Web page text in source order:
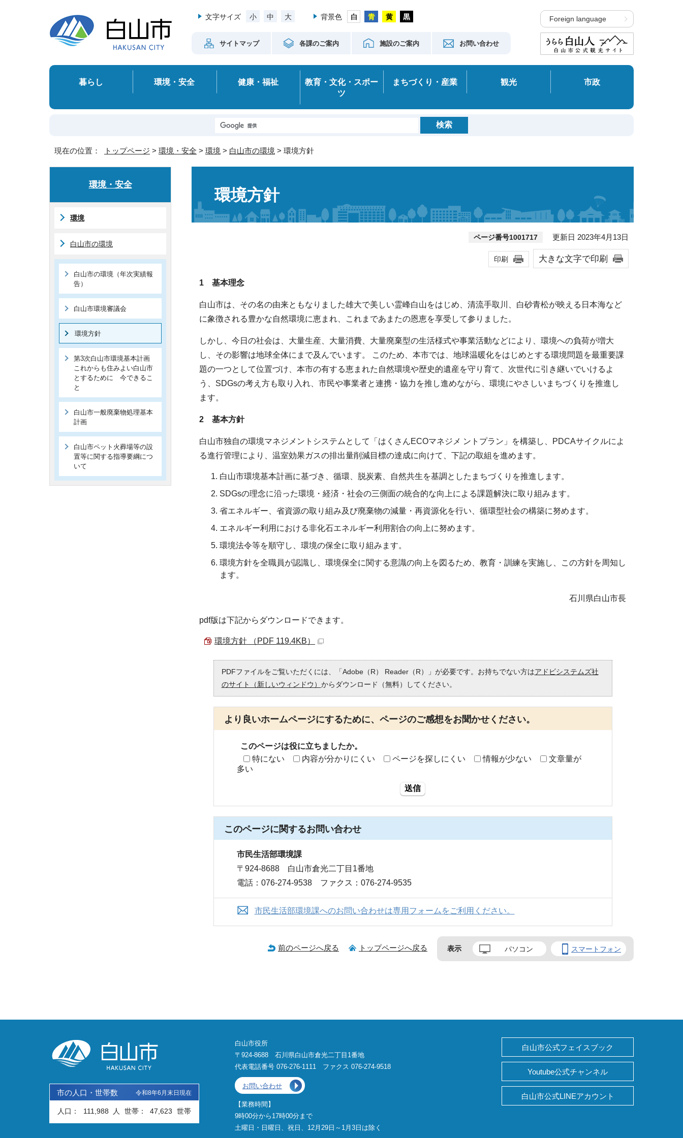
文字サイズ 小 中 大 背景色
サイトマップ 各課のご案内 施設のご案内 お問い合わせ
Foreign language
暮らし 環境・安全 健康・福祉
教育・文化・スポー
ツ
まちづくり・産業 観光 市政
現在の位置： トップページ > 環境・安全 > 環境 > 白山市の環境 > 環境方針
環境方針
ページ番号1001717 更新日 2023年4月13日
印刷 大きな文字で印刷
1 基本理念
白山市は、その名の由来ともなりました雄大で美しい霊峰白山をはじめ、清流手取川、白砂青松が映える日本海など
に象徴される豊かな自然環境に恵まれ、これまであまたの恩恵を享受して参りました。
しかし、今日の社会は、大量生産、大量消費、大量廃棄型の生活様式や事業活動などにより、環境への負荷が増大
し、その影響は地球全体にまで及んでいます。 このため、本市では、地球温暖化をはじめとする環境問題を最重要課
題の一つとして位置づけ、本市の有する恵まれた自然環境や歴史的遺産を守り育て、次世代に引き継いでいけるよ
う、SDGsの考え方も取り入れ、市民や事業者と連携・協力を推し進めながら、環境にやさしいまちづくりを推進し
ます。
2 基本方針
白山市独自の環境マネジメントシステムとして「はくさんECOマネジメ ントプラン」を構築し、PDCAサイクルによ
る進行管理により、温室効果ガスの排出量削減目標の達成に向けて、下記の取組を進めます。
白山市環境基本計画に基づき、循環、脱炭素、自然共生を基調としたまちづくりを推進します。
SDGsの理念に沿った環境・経済・社会の三側面の統合的な向上による課題解決に取り組みます。
省エネルギー、省資源の取り組み及び廃棄物の減量・再資源化を行い、循環型社会の構築に努めます。
エネルギー利用における非化石エネルギー利用割合の向上に努めます。
環境法令等を順守し、環境の保全に取り組みます。
環境方針を全職員が認識し、環境保全に関する意識の向上を図るため、教育・訓練を実施し、この方針を周知し
ます。
石川県白山市長
pdf版は下記からダウンロードできます。
環境方針 （PDF 119.4KB）
PDFファイルをご覧いただくには、「Adobe（R） Reader（R）」が必要です。お持ちでない方はアドビシステムズ社
のサイト（新しいウィンドウ） からダウンロード（無料）してください。
より良いホームページにするために、ページのご感想をお聞かせください。
このページは役に立ちましたか。
特にない
内容が分かりにくい ページを探しにくい 情報が少ない
文章量が
多い
送信
このページに関するお問い合わせ
市民生活部環境課
〒924-8688 白山市倉光二丁目1番地
電話：076-274-9538 ファクス：076-274-9535
市民生活部環境課へのお問い合わせは専用フォームをご利用ください。
環境・安全
環境
白山市の環境
白山市の環境（年次実績報
告）
白山市環境審議会
環境方針
第3次白山市環境基本計画
これからも住みよい白山市
とするために 今できるこ
と
白山市一般廃棄物処理基本
計画
白山市ペット火葬場等の設
置等に関する指導要綱につ
いて
前のページへ戻る トップページへ戻る 表示 パソコン スマートフォン
市の人口・世帯数 令和8年6月末日現在
人口： 111,988 人 世帯： 47,623 世帯
白山市役所
〒924-8688 石川県白山市倉光二丁目1番地
代表電話番号 076-276-1111 ファクス 076-274-9518
お問い合わせ
【業務時間】
9時00分から17時00分まで
土曜日・日曜日、祝日、12月29日～1月3日は除く
白山市公式フェイスブック
Youtube公式チャンネル
白山市公式LINEアカウント